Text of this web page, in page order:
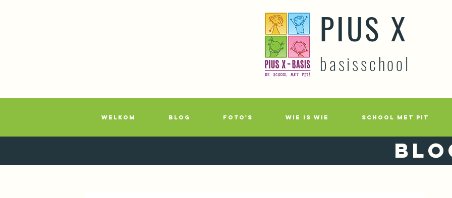
PIUS X
basisschool
WELKOM BLOG FOTO'S WIE IS WIE SCHOOL MET PIT